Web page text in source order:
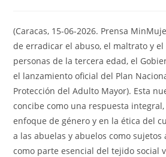
(Caracas, 15-06-2026. Prensa
de erradicar el abuso, el maltrato y
personas de la tercera edad, el
el lanzamiento oficial del Plan
Protección del Adulto Mayor). Esta
concibe como una respuesta
enfoque de género y en la ética del
a las abuelas y abuelos como sujetos
como parte esencial del tejido social